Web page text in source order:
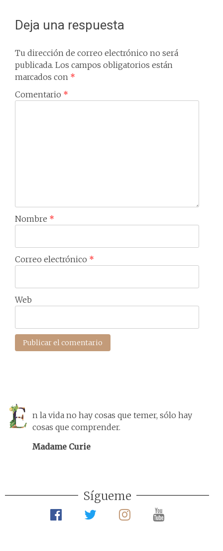
Deja una respuesta
Tu dirección de correo electrónico no será
publicada. Los campos obligatorios están
marcados con *
Comentario *
Nombre *
Correo electrónico *
Web
n la vida no hay cosas que temer, sólo hay
cosas que comprender.
Madame Curie
Sígueme